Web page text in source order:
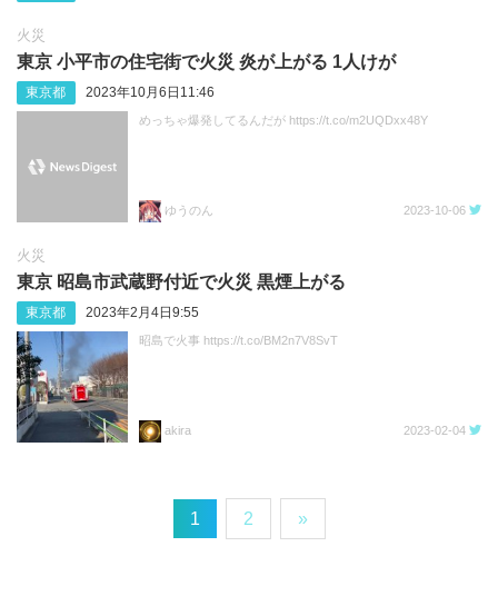
火災
東京 小平市の住宅街で火災 炎が上がる 1人けが
東京都 2023年10月6日11:46
めっちゃ爆発してるんだが https://t.co/m2UQDxx48Y
ゆうのん 2023-10-06
火災
東京 昭島市武蔵野付近で火災 黒煙上がる
東京都 2023年2月4日9:55
昭島で火事 https://t.co/BM2n7V8SvT
akira 2023-02-04
1 2 »